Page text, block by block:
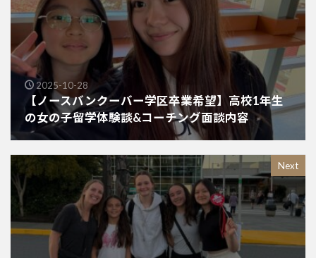
2025-10-28
【ノースバンクーバー学区卒業希望】高校1年生
の女の子留学体験談&コーチング面談内容
Next